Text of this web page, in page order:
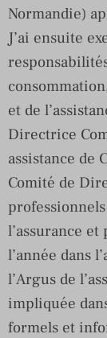
Normandie)
J’ai ensuite
et de
Directrice
assistance de
Comité de
l’assurance
l’année dans
l’Argus de
impliquée
formels et